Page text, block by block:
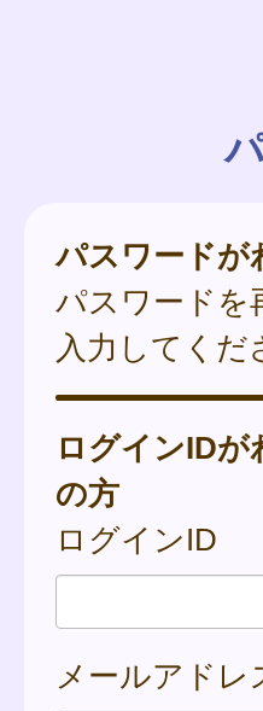
パスワードが
パスワードを
入力してくだ
ログインID
の方
ログインID
メールアドレ